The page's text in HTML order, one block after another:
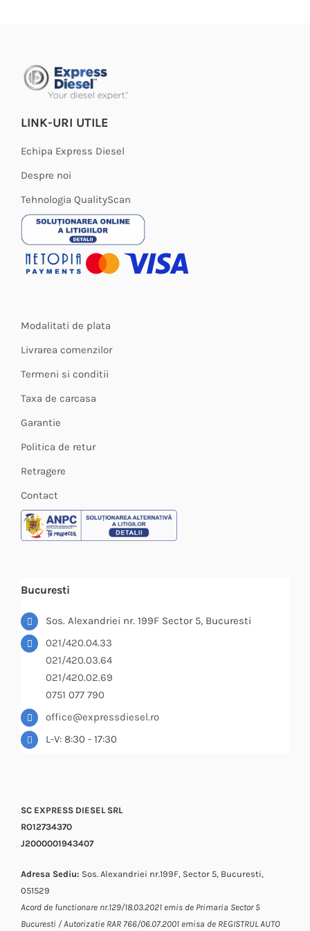
fi
alese
pagina
produsului.
LINK-URI UTILE
Echipa Express Diesel
Despre noi
Tehnologia QualityScan
Modalitati de plata
Livrarea comenzilor
Termeni si conditii
Taxa de carcasa
Garantie
Politica de retur
Retragere
Contact
Bucuresti
Sos. Alexandriei nr. 199F Sector 5, Bucuresti
021/420.04.33
021/420.03.64
021/420.02.69
0751 077 790
office@expressdiesel.ro
L-V: 8:30 - 17:30
SC EXPRESS DIESEL SRL
RO12734370
J2000001943407
Adresa Sediu: Sos. Alexandriei nr.199F, Sector 5, Bucuresti,
051529
Acord de functionare nr.129/18.03.2021 emis de Primaria Sector 5
Bucuresti / Autorizatie RAR 766/06.07.2001 emisa de REGISTRUL AUTO